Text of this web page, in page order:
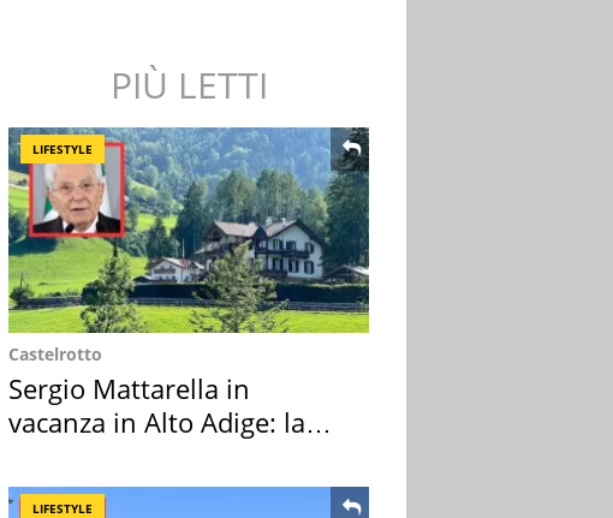
PIÙ LETTI
LIFESTYLE
Castelrotto
Sergio Mattarella in
vacanza in Alto Adige: la
LIFESTYLE